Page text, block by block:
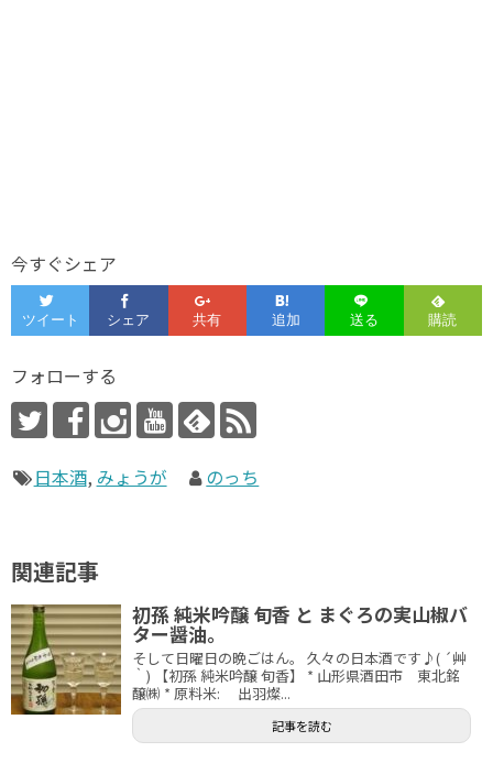
今すぐシェア
フォローする
日本酒, みょうが のっち
関連記事
初孫 純米吟醸 旬香 と まぐろの実山椒バ
ター醤油。
そして日曜日の晩ごはん。 久々の日本酒です♪( ´艸
｀) 【初孫 純米吟醸 旬香】 * 山形県酒田市 東北銘
醸㈱ * 原料米: 出羽燦...
記事を読む